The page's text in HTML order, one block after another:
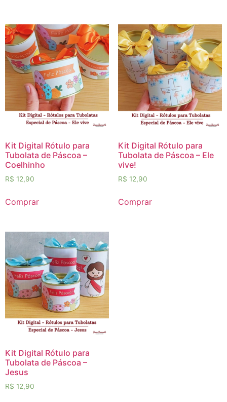
Kit Digital Rótulo para
Tubolata de Páscoa –
Coelhinho
R$ 12,90
Comprar
Kit Digital Rótulo para
Tubolata de Páscoa – Ele
vive!
R$ 12,90
Comprar
Kit Digital Rótulo para
Tubolata de Páscoa –
Jesus
R$ 12,90